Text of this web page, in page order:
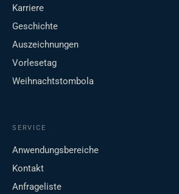
Karriere
Geschichte
Auszeichnungen
Vorlesetag
Weihnachtstombola
SERVICE
Anwendungsbereiche
Kontakt
Anfrageliste